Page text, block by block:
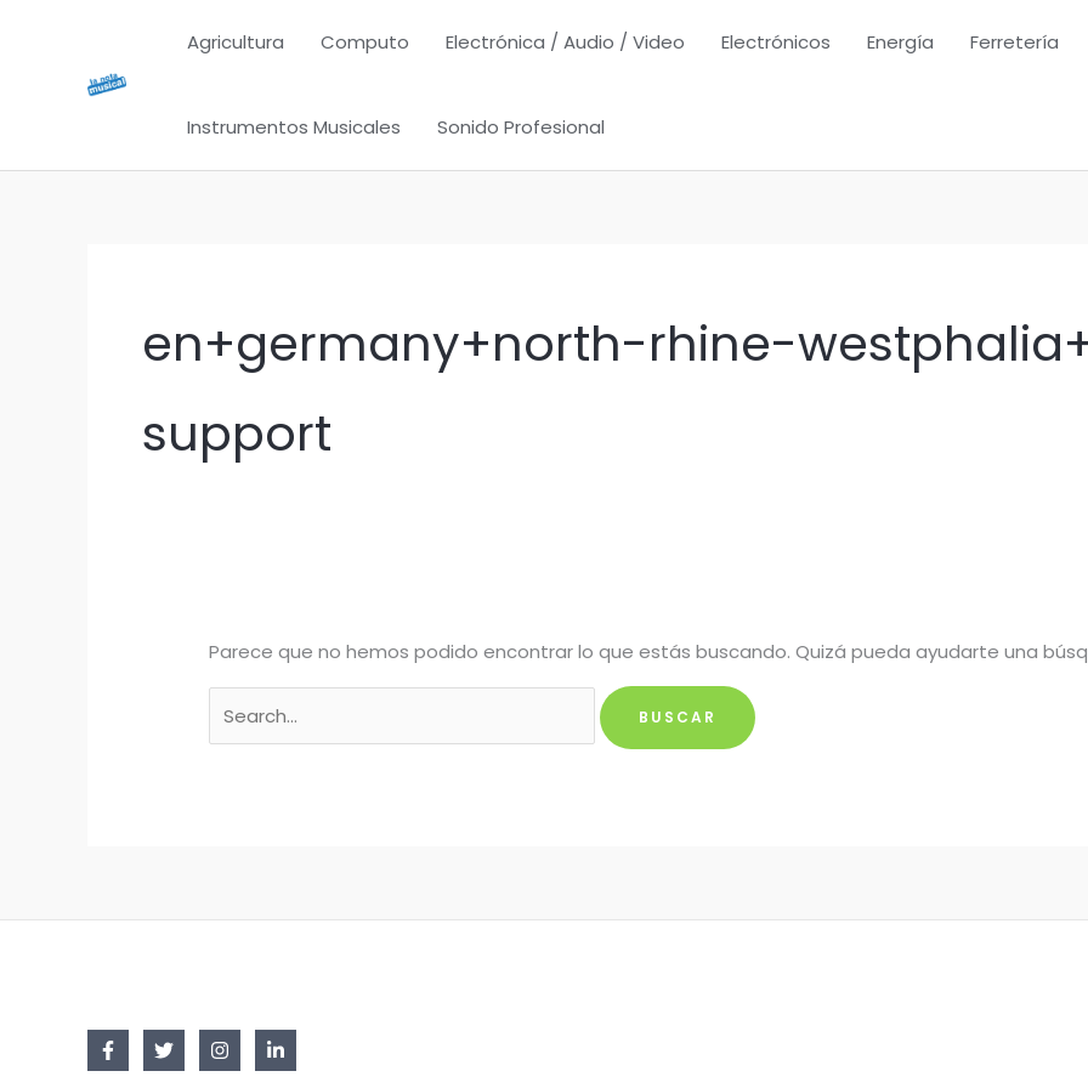
contenido
Agricultura Computo Electrónica / Audio / Video Electrónicos Energía Ferretería
Instrumentos Musicales Sonido Profesional
en+germany+north-rhine-
support
Parece que no hemos podido encontrar lo que estás buscando. Quizá pueda ayudarte una